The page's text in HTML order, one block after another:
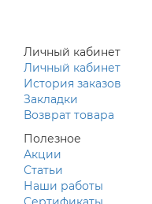
Личный кабинет
Личный кабинет
История заказов
Закладки
Возврат товара
Полезное
Акции
Статьи
Наши работы